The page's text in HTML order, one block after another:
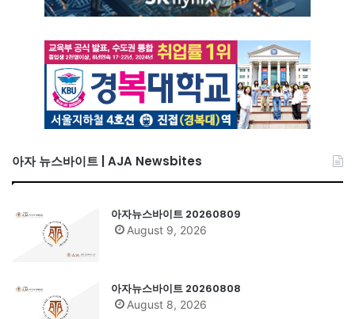
아자 뉴스바이트 | AJA Newsbites
아자뉴스바이트 20260809
August 9, 2026
아자뉴스바이트 20260808
August 8, 2026